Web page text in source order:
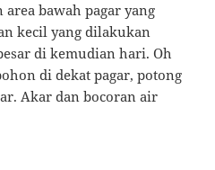
area bawah pagar yang
kecil yang dilakukan
di kemudian hari. Oh
di dekat pagar, potong
Akar dan bocoran air